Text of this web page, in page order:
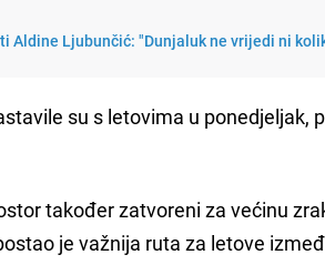
Aldine Ljubunčić: "Dunjaluk ne vrijedi ni
su s letovima u ponedjeljak,
također zatvoreni za većinu
je važnija ruta za letove